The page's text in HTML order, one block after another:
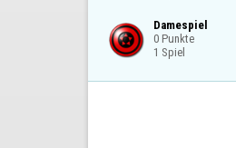
Damespiel
0 Punkte
1 Spiel